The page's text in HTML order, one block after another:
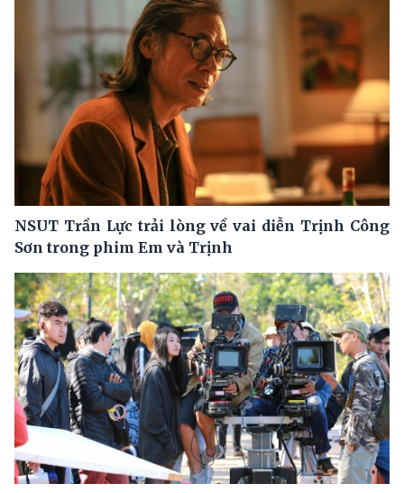
NSUT Trần Lực trải lòng về vai diễn Trịnh Công
Sơn trong phim Em và Trịnh